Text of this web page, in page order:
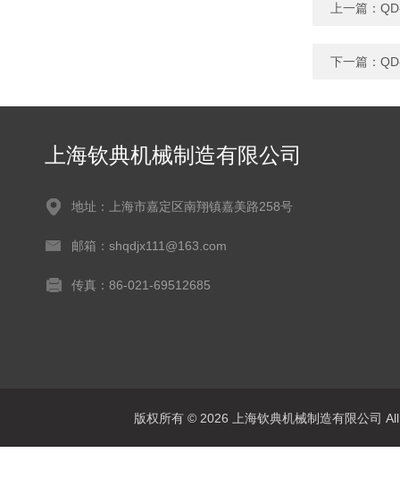
上一篇：
下一篇：
上海钦典机械制造有限公司
地址：上海市嘉定区南翔镇嘉美路258号
邮箱：shqdjx111@163.com
传真：86-021-69512685
版权所有 © 2026 上海钦典机械制造有限公